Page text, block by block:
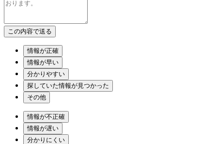
情報が正確
情報が早い
分かりやすい
探していた情報が見つかった
その他
情報が不正確
情報が遅い
分かりにくい